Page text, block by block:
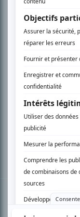
Accueil
Liste des oeuvres
Liste des comédiens
Recherche avancée
À propos
Nous contacter
Termes et conditions
Politique de confidentialité
Gestion du consentement